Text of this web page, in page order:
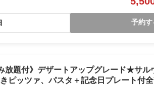
予約す
放題付》デザートアップグレード★サル
ピッツァ、パスタ＋記念日プレート付